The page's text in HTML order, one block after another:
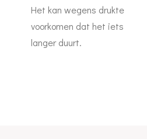
Het kan wegens drukte
voorkomen dat het iets
langer duurt.